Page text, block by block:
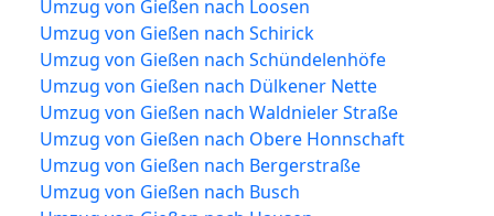
Umzug von Gießen nach Loosen
Umzug von Gießen nach Schirick
Umzug von Gießen nach Schündelenhöfe
Umzug von Gießen nach Dülkener Nette
Umzug von Gießen nach Waldnieler Straße
Umzug von Gießen nach Obere Honnschaft
Umzug von Gießen nach Bergerstraße
Umzug von Gießen nach Busch